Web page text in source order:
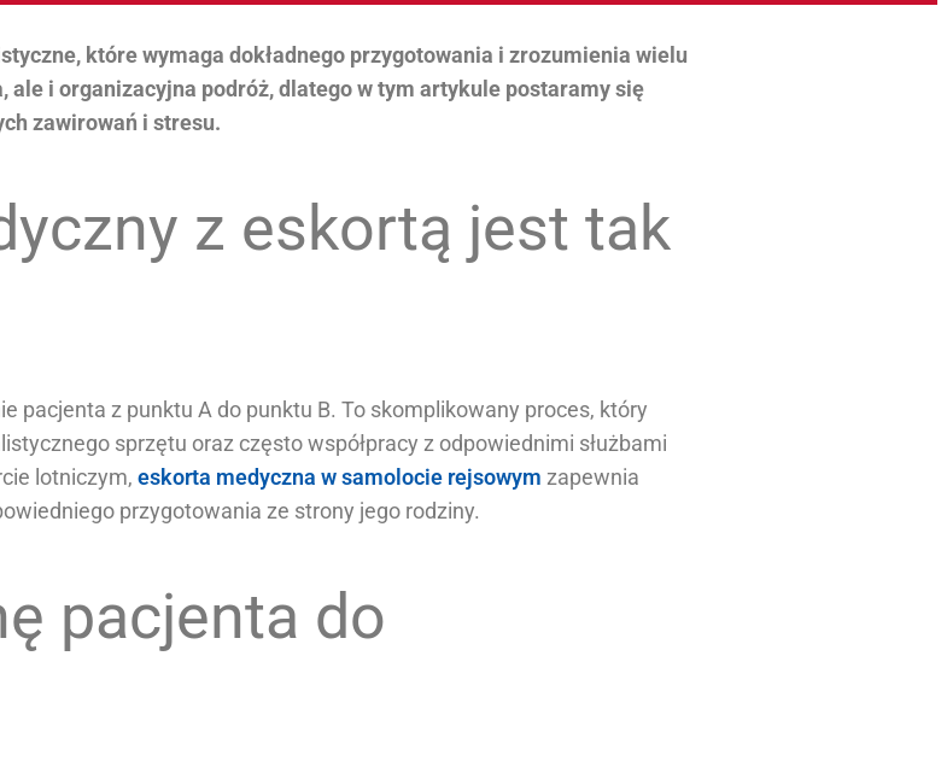
które wymaga dokładnego przygotowania i zrozumienia wielu
i organizacyjna podróż, dlatego w tym artykule postaramy się
zawirowań i stresu.
z eskortą jest tak
pacjenta z punktu A do punktu B. To skomplikowany proces, który
sprzętu oraz często współpracy z odpowiednimi służbami
lotniczym, eskorta medyczna w samolocie rejsowym zapewnia
przygotowania ze strony jego rodziny.
pacjenta do